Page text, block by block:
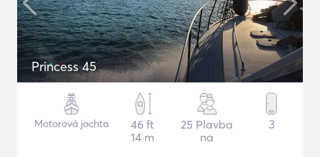
Princess 45
Motorová jachta
46 ft
14 m
25 Plavba
na
3